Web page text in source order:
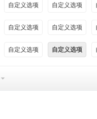
自定义选项 自定义选项
自定义选项 自定义选项
自定义选项 自定义选项